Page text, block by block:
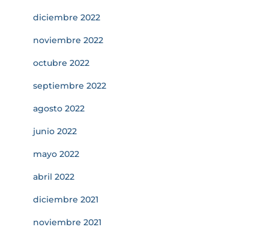
diciembre 2022
noviembre 2022
octubre 2022
septiembre 2022
agosto 2022
junio 2022
mayo 2022
abril 2022
diciembre 2021
noviembre 2021